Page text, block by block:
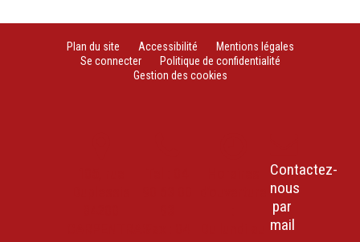
Plan du site Accessibilité
Mentions légales
Se connecter
Politique de confidentialité
Gestion des cookies
Contactez-
nous
par
mail